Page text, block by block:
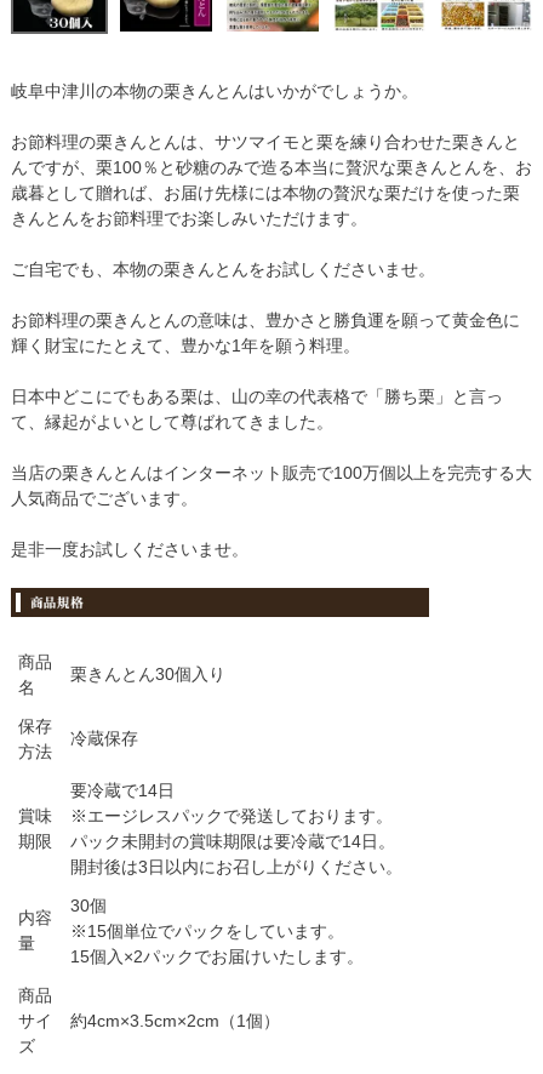
岐阜中津川の本物の栗きんとんはいかがでしょうか。
お節料理の栗きんとんは、サツマイモと栗を練り合わせた栗きんと
んですが、栗100％と砂糖のみで造る本当に贅沢な栗きんとんを、お
歳暮として贈れば、お届け先様には本物の贅沢な栗だけを使った栗
きんとんをお節料理でお楽しみいただけます。
ご自宅でも、本物の栗きんとんをお試しくださいませ。
お節料理の栗きんとんの意味は、豊かさと勝負運を願って黄金色に
輝く財宝にたとえて、豊かな1年を願う料理。
日本中どこにでもある栗は、山の幸の代表格で「勝ち栗」と言っ
て、縁起がよいとして尊ばれてきました。
当店の栗きんとんはインターネット販売で100万個以上を完売する大
人気商品でございます。
是非一度お試しくださいませ。
商品
名
栗きんとん30個入り
保存
方法
冷蔵保存
賞味
期限
要冷蔵で14日
※エージレスパックで発送しております。
パック未開封の賞味期限は要冷蔵で14日。
開封後は3日以内にお召し上がりください。
内容
量
30個
※15個単位でパックをしています。
15個入×2パックでお届けいたします。
商品
サイ
ズ
約4cm×3.5cm×2cm（1個）